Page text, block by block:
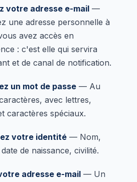
votre adresse e-mail —
une adresse personnelle à
avez accès en
: c'est elle qui servira
et de canal de notification.
un mot de passe — Au
avec lettres,
caractères spéciaux.
votre identité — Nom,
de naissance, civilité.
adresse e-mail — Un